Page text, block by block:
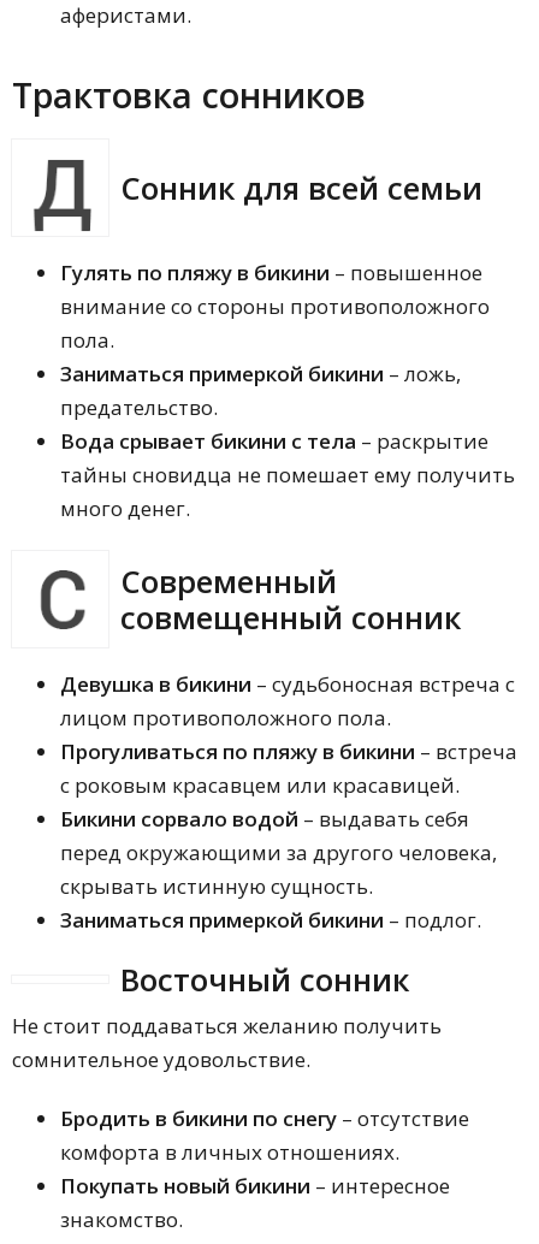
аферистами.
Трактовка сонников
Сонник для всей семьи
Гулять по пляжу в бикини – повышенное
внимание со стороны противоположного
пола.
Заниматься примеркой бикини – ложь,
предательство.
Вода срывает бикини с тела – раскрытие
тайны сновидца не помешает ему получить
много денег.
Современный
совмещенный сонник
Девушка в бикини – судьбоносная встреча с
лицом противоположного пола.
Прогуливаться по пляжу в бикини – встреча
с роковым красавцем или красавицей.
Бикини сорвало водой – выдавать себя
перед окружающими за другого человека,
скрывать истинную сущность.
Заниматься примеркой бикини – подлог.
Восточный сонник
Не стоит поддаваться желанию получить
сомнительное удовольствие.
Бродить в бикини по снегу – отсутствие
комфорта в личных отношениях.
Покупать новый бикини – интересное
знакомство.